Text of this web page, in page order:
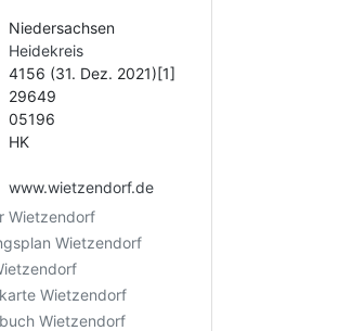
Niedersachsen
Heidekreis
4156 (31. Dez. 2021)[1]
29649
05196
HK
www.wietzendorf.de
Wietzendorf
Wietzendorf
Wietzendorf
Wietzendorf